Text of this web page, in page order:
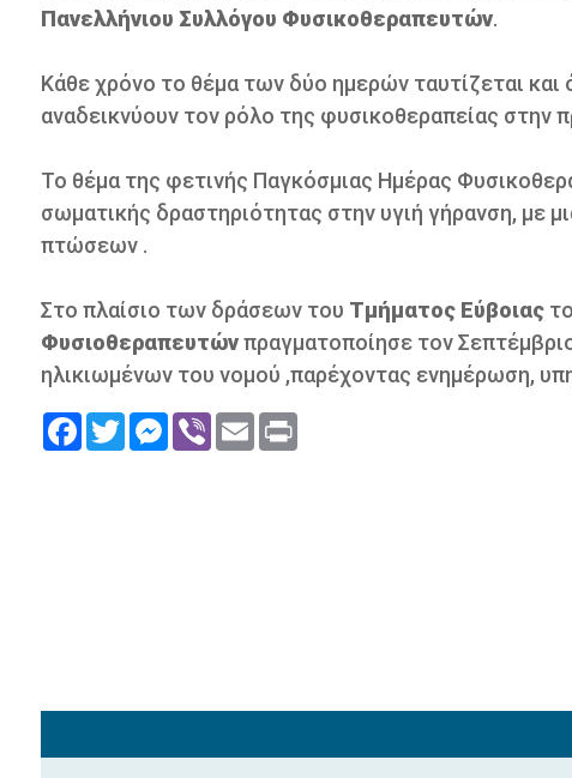
Πανελλήνιου Συλλόγου Φυσικοθεραπευτών.
Κάθε χρόνο το θέμα των δύο ημερών ταυτίζεται
αναδεικνύουν τον ρόλο της φυσικοθεραπείας στην
Το θέμα της φετινής Παγκόσμιας Ημέρας
σωματικής δραστηριότητας στην υγιή γήρανση, με
πτώσεων .
Στο πλαίσιο των δράσεων του Τμήματος Εύβοιας
Φυσιοθεραπευτώνπραγματοποίησε τον
ηλικιωμένων του νομού ,παρέχοντας ενημέρωση,
FacebookTwitterMessenger
Viber Email Print